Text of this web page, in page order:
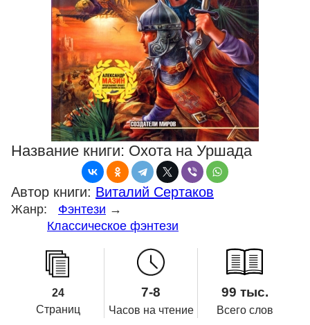
Название книги: Охота на Уршада
Автор книги: Виталий Сертаков
Жанр: Фэнтези →
Классическое фэнтези
24
Страниц
7-8
Часов на чтение
99 тыс.
Всего слов